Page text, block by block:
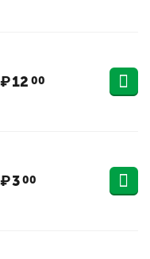
₽12 00
₽300